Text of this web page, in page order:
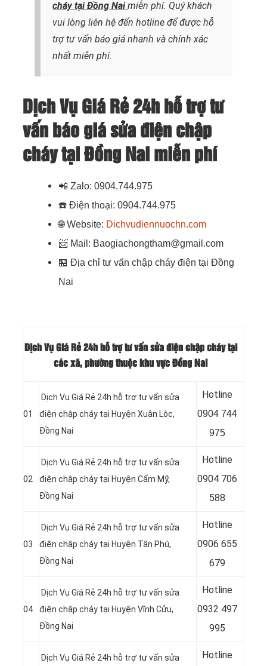
cháytại Đồng Naimiễn phí. Quý khách
vui lòng liên hệ đến hotline để được hỗ
trợ tư vấn báo giá nhanh và chính xác
nhất miễn phí.
Dịch Vụ Giá Rẻ 24h hỗ trợ tư
vấn báo giá sửa điện chập
cháy tại Đồng Nai miễn phí
📲 Zalo: 0904.744.975
☎️ Điện thoại: 0904.744.975
🌐Website: Dichvudiennuochn.com
📨 Mail: Baogiachongtham@gmail.com
🏪 Địa chỉ tư vấn chập cháy điện tại Đồng
Nai
Dịch Vụ Giá Rẻ 24h hỗ trợ tư vấn sửa điện chập cháy tại
các xã, phường thuộc khu vực Đồng Nai
01
Dịch Vụ Giá Rẻ 24h hỗ trợ tư vấn sửa
điện chập cháy tại Huyện Xuân Lộc,
Đồng Nai
Hotline
0904 744
975
02
Dịch Vụ Giá Rẻ 24h hỗ trợ tư vấn sửa
điện chập cháy tại Huyện Cẩm Mỹ,
Đồng Nai
Hotline
0904 706
588
03
Dịch Vụ Giá Rẻ 24h hỗ trợ tư vấn sửa
điện chập cháy tại Huyện Tân Phú,
Đồng Nai
Hotline
0906 655
679
04
Dịch Vụ Giá Rẻ 24h hỗ trợ tư vấn sửa
điện chập cháy tại Huyện Vĩnh Cửu,
Đồng Nai
Hotline
0932 497
995
Dịch Vụ Giá Rẻ 24h hỗ trợ tư vấn sửa
Hotline